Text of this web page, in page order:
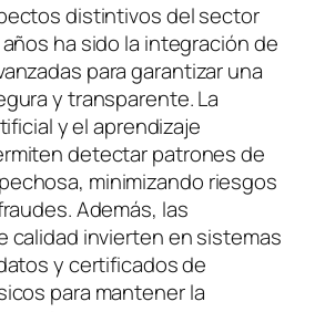
distintivos del sector
ha sido la integración de
para garantizar una
y transparente. La
y el aprendizaje
detectar patrones de
minimizando riesgos
Además, las
calidad invierten en sistemas
y certificados de
para mantener la